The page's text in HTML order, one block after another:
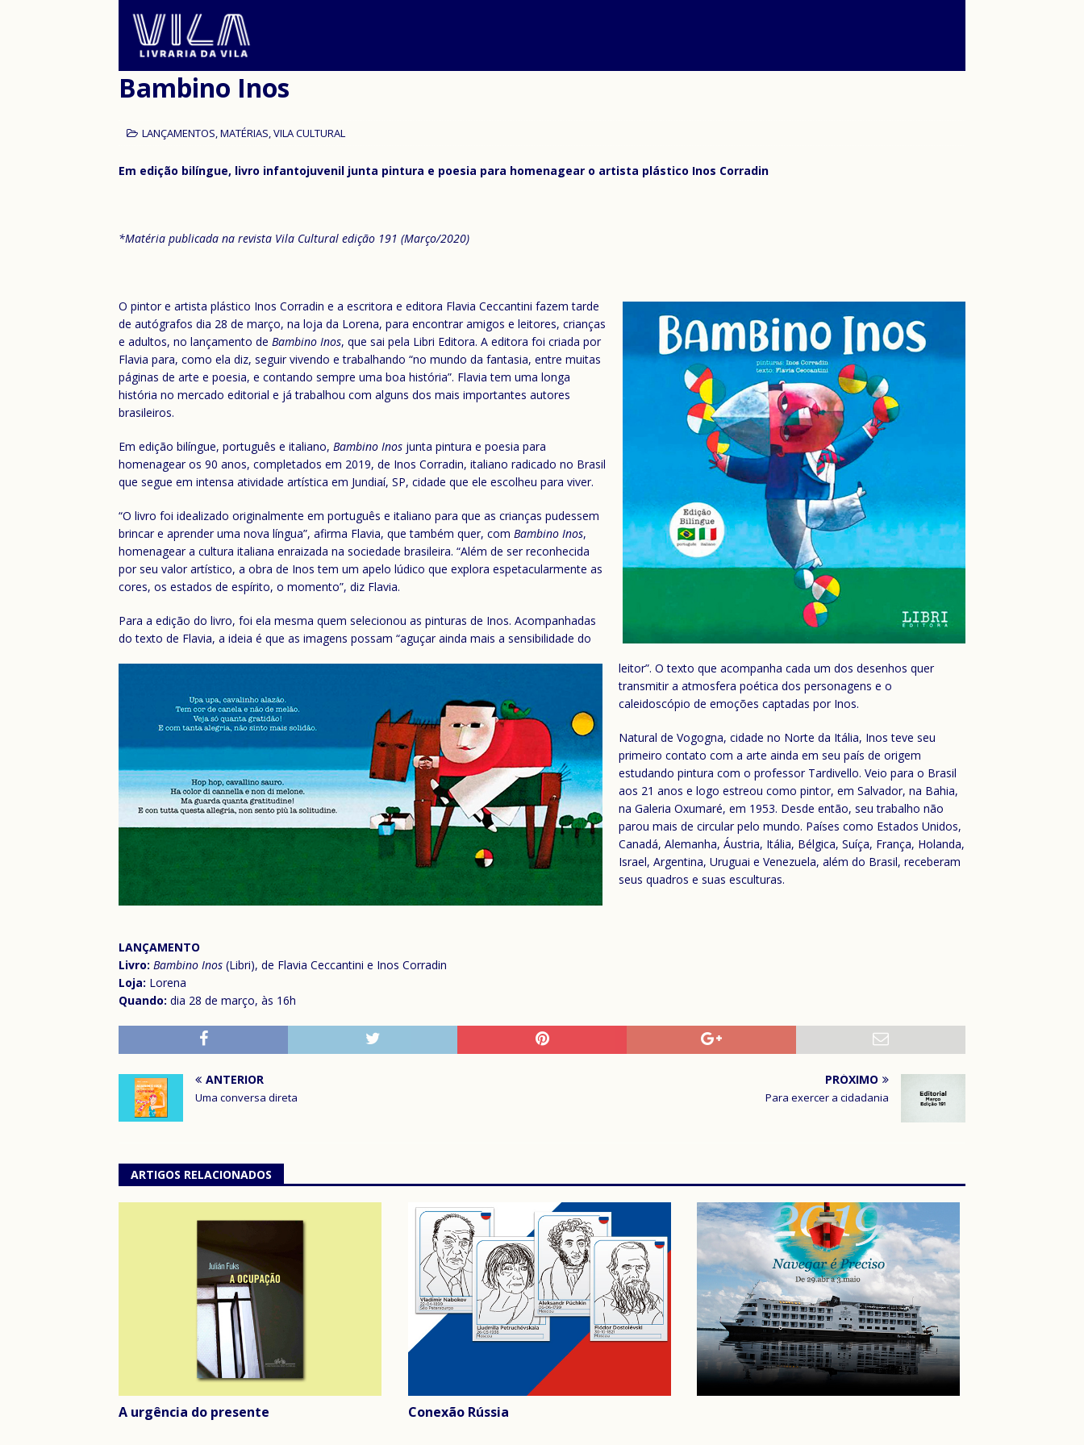
Bambino Inos
LANÇAMENTOS,MATÉRIAS,VILA CULTURAL
Em edição bilíngue, livro infantojuvenil junta pintura e poesia para homenagear o artista plástico Inos Corradin
*Matéria publicada na revista Vila Cultural edição 191 (Março/2020)
O pintor e artista plástico Inos Corradin e a escritora e editora Flavia Ceccantini fazem tarde
de autógrafos dia 28 de março, na loja da Lorena, para encontrar amigos e leitores, crianças
e adultos, no lançamento de Bambino Inos, que sai pela Libri Editora. A editora foi criada por
Flavia para, como ela diz, seguir vivendo e trabalhando “no mundo da fantasia, entre muitas
páginas de arte e poesia, e contando sempre uma boa história”. Flavia tem uma longa
história no mercado editorial e já trabalhou com alguns dos mais importantes autores
brasileiros.
Em edição bilíngue, português e italiano, Bambino Inos junta pintura e poesia para
homenagear os 90 anos, completados em 2019, de Inos Corradin, italiano radicado no Brasil
que segue em intensa atividade artística em Jundiaí, SP, cidade que ele escolheu para viver.
“O livro foi idealizado originalmente em português e italiano para que as crianças pudessem
brincar e aprender uma nova língua”, afirma Flavia, que também quer, com Bambino Inos,
homenagear a cultura italiana enraizada na sociedade brasileira. “Além de ser reconhecida
por seu valor artístico, a obra de Inos tem um apelo lúdico que explora espetacularmente as
cores, os estados de espírito, o momento”, diz Flavia.
Para a edição do livro, foi ela mesma quem selecionou as pinturas de Inos. Acompanhadas
do texto de Flavia, a ideia é que as imagens possam “aguçar ainda mais a sensibilidade do
leitor”. O texto que acompanha cada um dos desenhos quer
transmitir a atmosfera poética dos personagens e o
caleidoscópio de emoções captadas por Inos.
Natural de Vogogna, cidade no Norte da Itália, Inos teve seu
primeiro contato com a arte ainda em seu país de origem
estudando pintura com o professor Tardivello. Veio para o Brasil
aos 21 anos e logo estreou como pintor, em Salvador, na Bahia,
na Galeria Oxumaré, em 1953. Desde então, seu trabalho não
parou mais de circular pelo mundo. Países como Estados Unidos,
Canadá, Alemanha, Áustria, Itália, Bélgica, Suíça, França, Holanda,
Israel, Argentina, Uruguai e Venezuela, além do Brasil, receberam
seus quadros e suas esculturas.
LANÇAMENTO
Livro: Bambino Inos (Libri), de Flavia Ceccantini e Inos Corradin
Loja: Lorena
Quando: dia 28 de março, às 16h
ANTERIOR
Uma conversa direta
PRÓXIMO
Para exercer a cidadania
ARTIGOS RELACIONADOS
A urgência do presente Conexão Rússia